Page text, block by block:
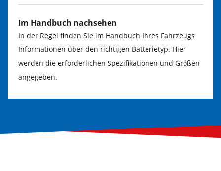
Im Handbuch nachsehen
In der Regel finden Sie im Handbuch Ihres Fahrzeugs
Informationen über den richtigen Batterietyp. Hier
werden die erforderlichen Spezifikationen und Größen
angegeben.